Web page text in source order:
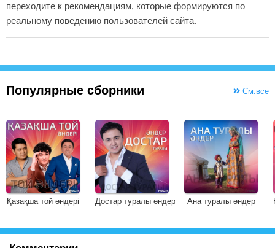
переходите к рекомендациям, которые формируются по
реальному поведению пользователей сайта.
Популярные сборники См.все
Қазақша той әндері Достар туралы әндер Ана туралы әндер